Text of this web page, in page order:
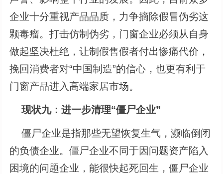
企业十分重视产品品质，力争摘除假冒伪劣这
颗毒瘤。打击仿制伪劣，门窗企业必须从自身
做起坚决杜绝，让制假售假者付出惨痛代价，
挽回消费者对“中国制造”的信心，也更有利于
门窗产品进入高端家居市场。
现状九：进一步清理“僵尸企业”
僵尸企业是指那些无望恢复生气，濒临倒闭
的负债企业。僵尸企业不同于因问题资产陷入
困境的问题企业，能很快起死回生，僵尸企业